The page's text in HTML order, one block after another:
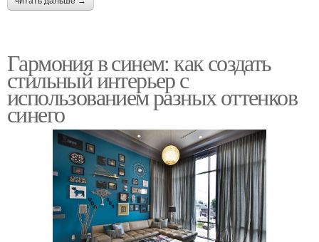
Гармония в синем: как создать
стильный интерьер с
использованием разных оттенков
синего